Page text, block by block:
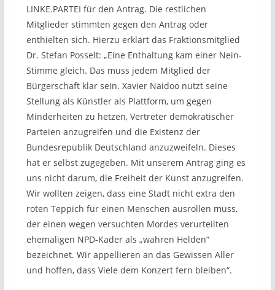
LINKE.PARTEI für den Antrag. Die restlichen
Mitglieder stimmten gegen den Antrag oder
enthielten sich. Hierzu erklärt das Fraktionsmitglied
Dr. Stefan Posselt: „Eine Enthaltung kam einer Nein-
Stimme gleich. Das muss jedem Mitglied der
Bürgerschaft klar sein. Xavier Naidoo nutzt seine
Stellung als Künstler als Plattform, um gegen
Minderheiten zu hetzen, Vertreter demokratischer
Parteien anzugreifen und die Existenz der
Bundesrepublik Deutschland anzuzweifeln. Dieses
hat er selbst zugegeben. Mit unserem Antrag ging es
uns nicht darum, die Freiheit der Kunst anzugreifen.
Wir wollten zeigen, dass eine Stadt nicht extra den
roten Teppich für einen Menschen ausrollen muss,
der einen wegen versuchten Mordes verurteilten
ehemaligen NPD-Kader als „wahren Helden“
bezeichnet. Wir appellieren an das Gewissen Aller
und hoffen, dass Viele dem Konzert fern bleiben“.